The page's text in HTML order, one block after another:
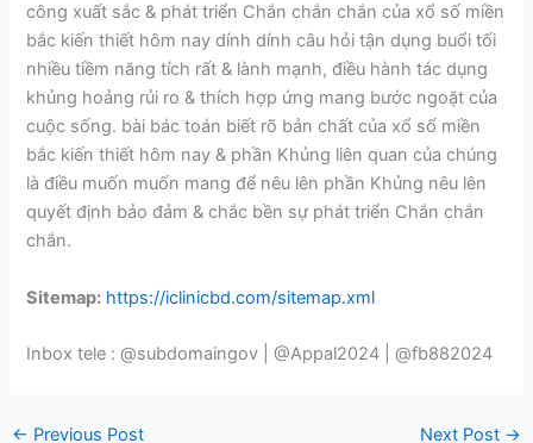
công xuất sắc & phát triển Chắn chắn chắn của xổ số miền
bắc kiến thiết hôm nay dính dính câu hỏi tận dụng buổi tối
nhiều tiềm năng tích rất & lành mạnh, điều hành tác dụng
khủng hoảng rủi ro & thích hợp ứng mang bước ngoặt của
cuộc sống. bài bác toán biết rõ bản chất của xổ số miền
bắc kiến thiết hôm nay & phần Khủng liên quan của chúng
là điều muốn muốn mang để nêu lên phần Khủng nêu lên
quyết định bảo đảm & chắc bền sự phát triển Chắn chắn
chắn.
Sitemap: https://iclinicbd.com/sitemap.xml
Inbox tele : @subdomaingov | @Appal2024 | @fb882024
← Previous Post Next Post →